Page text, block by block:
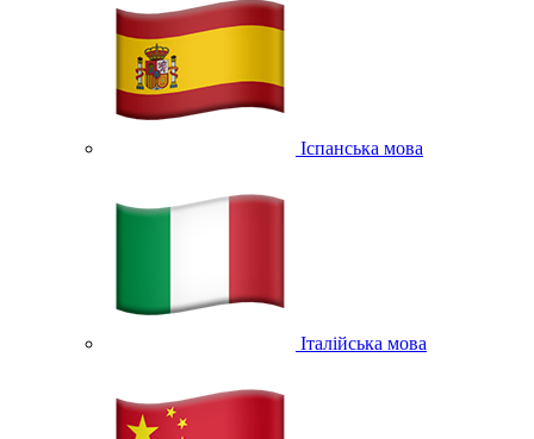
Іспанська мова
Італійська мова